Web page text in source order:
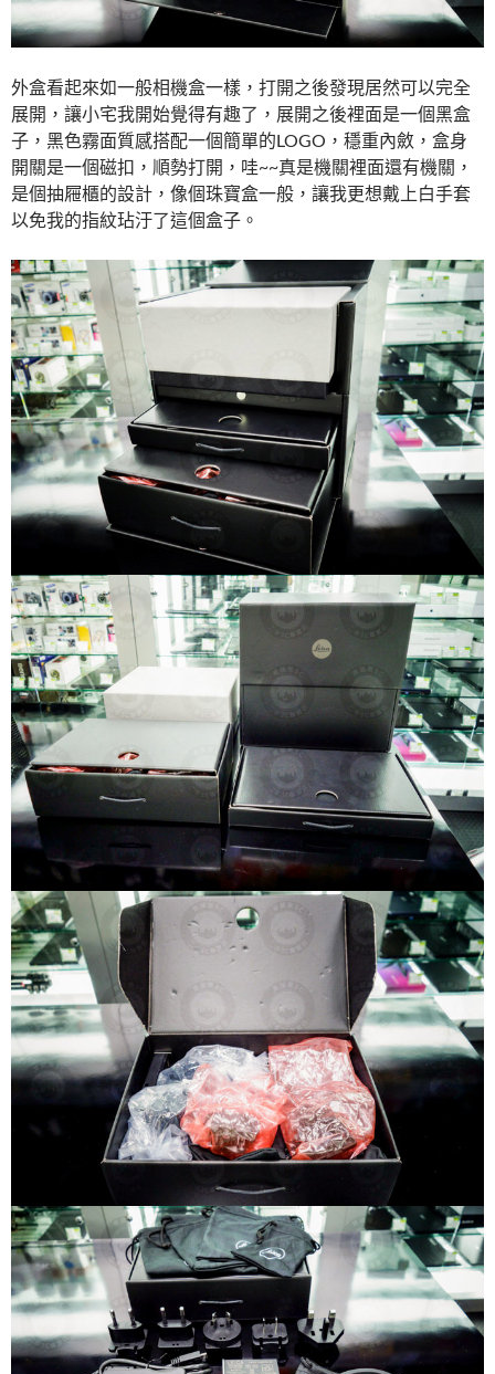
外盒看起來如一般相機盒一樣，打開之後發現居然可以完全
展開，讓小宅我開始覺得有趣了，展開之後裡面是一個黑盒
子，黑色霧面質感搭配一個簡單的LOGO，穩重內斂，盒身
開關是一個磁扣，順勢打開，哇~~真是機關裡面還有機關，
是個抽屜櫃的設計，像個珠寶盒一般，讓我更想戴上白手套
以免我的指紋玷汙了這個盒子。